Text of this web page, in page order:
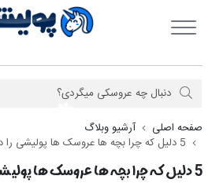
صفحه اصلی
آرشیو وبلاگ
5 دلیل که چرا بچه ها عروسک ها پولیشی را دوست دارند
5 دلیل که چرا بچه ها عروسک ها پولیشی را دوست دارند